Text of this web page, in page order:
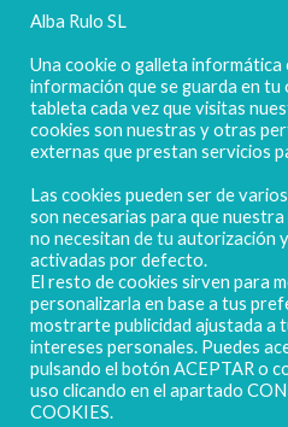
POLIGONO
02520 - CHINCHILLA
Tel. + 34 967 218
Alba Rulo SL
Una cookie o galleta informática
información que se guarda en tu
tableta cada vez que visitas
cookies son nuestras y otras
externas que prestan servicios
Las cookies pueden ser de
son necesarias para que
no necesitan de tu autorización
activadas por defecto.
El resto de cookies sirven para
personalizarla en base a tus
mostrarte publicidad ajustada a
intereses personales. Puedes
pulsando el botón ACEPTAR o
uso clicando en el apartado
COOKIES.